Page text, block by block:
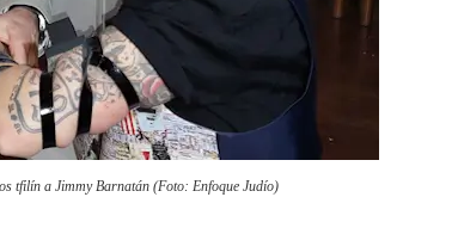
tfilín a Jimmy Barnatán (Foto: Enfoque Judío)